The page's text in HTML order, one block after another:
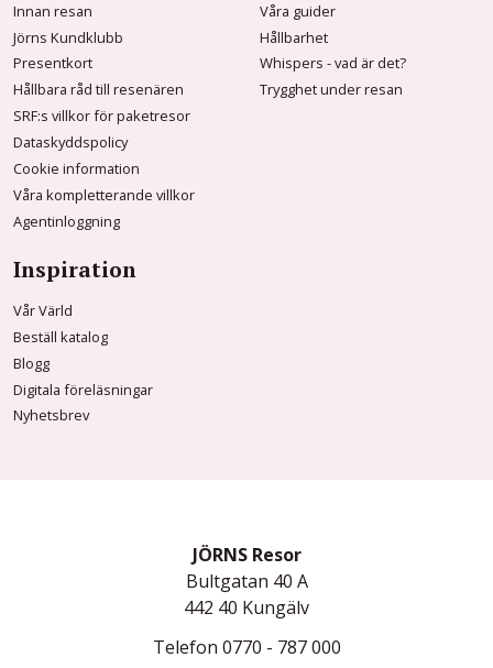
Innan resan
Jörns Kundklubb
Presentkort
Hållbara råd till resenären
SRF:s villkor för paketresor
Dataskyddspolicy
Cookie information
Våra kompletterande villkor
Agentinloggning
Våra guider
Hållbarhet
Whispers - vad är det?
Trygghet under resan
Inspiration
Vår Värld
Beställ katalog
Blogg
Digitala föreläsningar
Nyhetsbrev
JÖRNS Resor
Bultgatan 40 A
442 40 Kungälv
Telefon 0770 - 787 000